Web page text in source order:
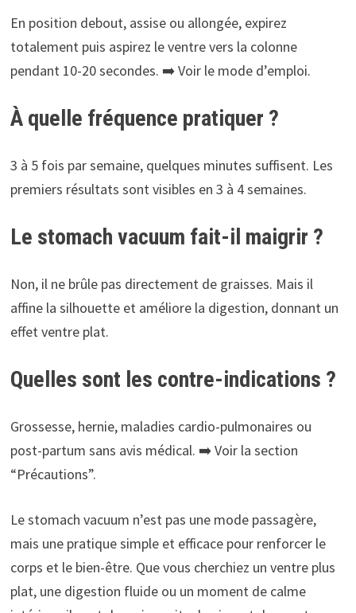
En position debout, assise ou allongée, expirez
totalement puis aspirez le ventre vers la colonne
pendant 10-20 secondes. ➡️ Voir le mode d’emploi.
À quelle fréquence pratiquer ?
3 à 5 fois par semaine, quelques minutes suffisent. Les
premiers résultats sont visibles en 3 à 4 semaines.
Le stomach vacuum fait-il maigrir ?
Non, il ne brûle pas directement de graisses. Mais il
affine la silhouette et améliore la digestion, donnant un
effet ventre plat.
Quelles sont les contre-indications ?
Grossesse, hernie, maladies cardio-pulmonaires ou
post-partum sans avis médical. ➡️ Voir la section
“Précautions”.
Le stomach vacuum n’est pas une mode passagère,
mais une pratique simple et efficace pour renforcer le
corps et le bien-être. Que vous cherchiez un ventre plus
plat, une digestion fluide ou un moment de calme